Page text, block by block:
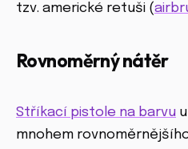
tzv. americké retuši (
Rovnoměrný nátěr
Stříkací pistole na barvu
mnohem